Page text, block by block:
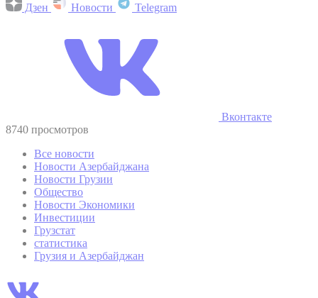
Дзен Новости Telegram
Вконтакте
8740 просмотров
Все новости
Новости Азербайджана
Новости Грузии
Общество
Новости Экономики
Инвестиции
Грузстат
статистика
Грузия и Азербайджан